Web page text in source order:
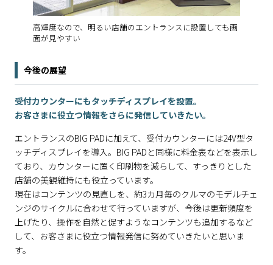
高輝度なので、明るい店舗のエントランスに設置しても画
面が見やすい
今後の展望
受付カウンターにもタッチディスプレイを設置。
お客さまに役立つ情報をさらに発信していきたい。
エントランスのBIG PADに加えて、受付カウンターには24V型タ
ッチディスプレイを導入。BIG PADと同様に料金表などを表示し
ており、カウンターに置く印刷物を減らして、すっきりとした
店舗の美観維持にも役立っています。
現在はコンテンツの見直しを、約3カ月毎のクルマのモデルチェ
ンジのサイクルに合わせて行っていますが、今後は更新頻度を
上げたり、操作を自然と促すようなコンテンツも追加するなど
して、お客さまに役立つ情報発信に努めていきたいと思いま
す。